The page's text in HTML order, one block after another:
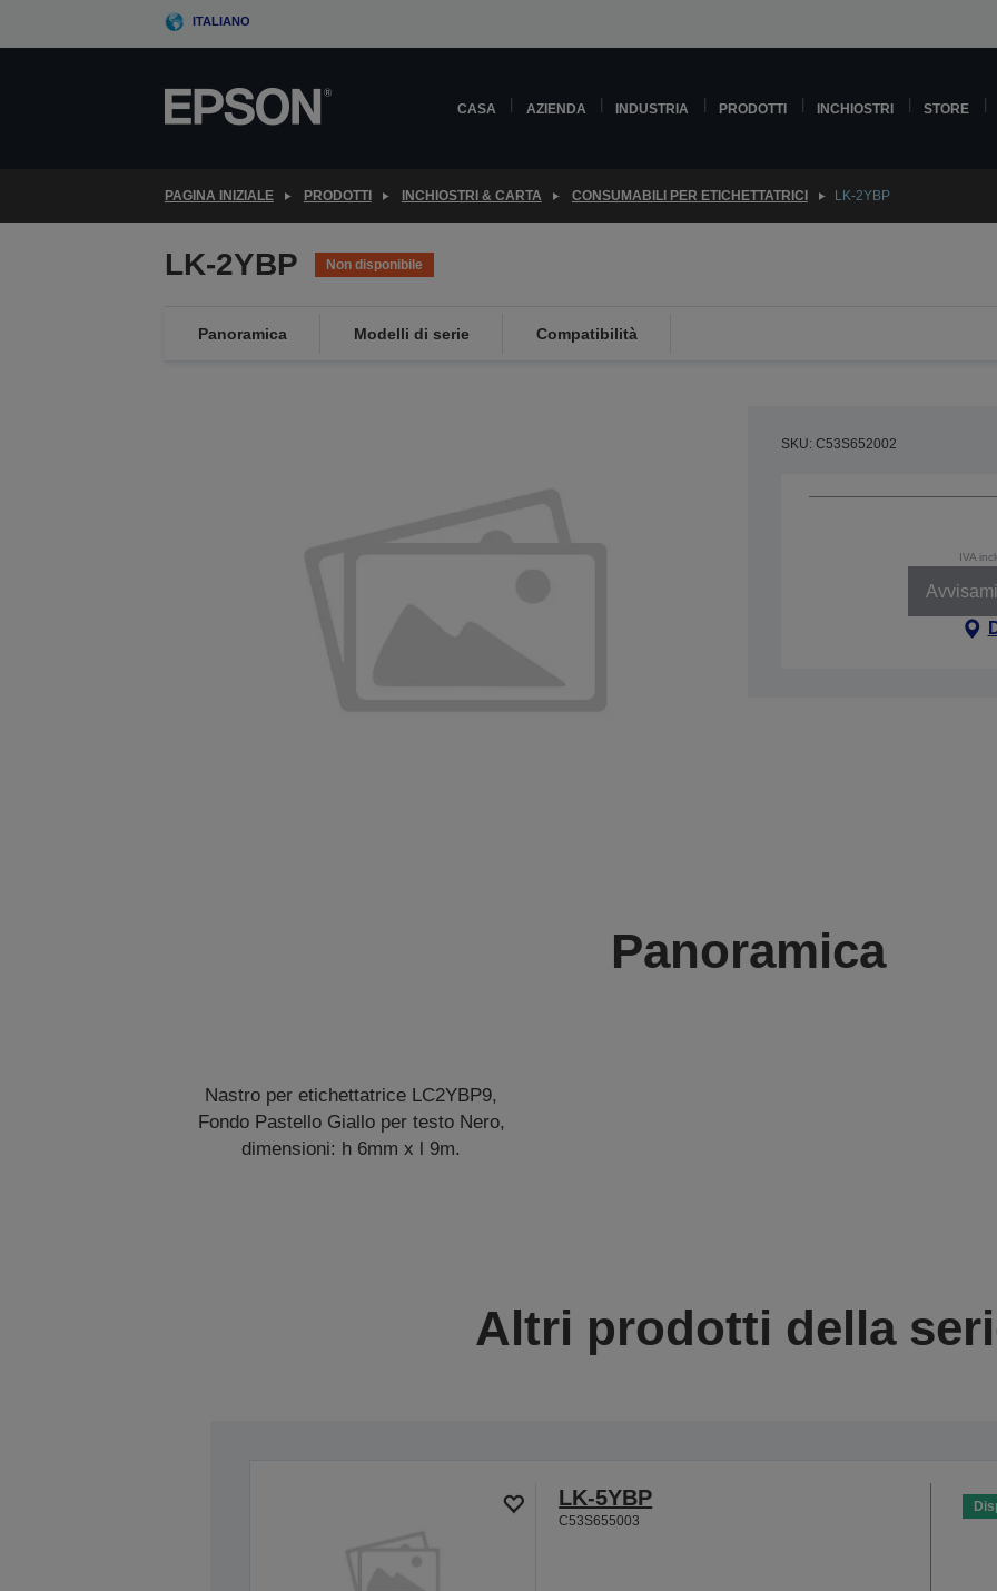
ITALIANO
CASA AZIENDA INDUSTRIA PRODOTTI INCHIOSTRI STORE
PAGINA INIZIALE PRODOTTI INCHIOSTRI & CARTA CONSUMABILI PER ETICHETTATRICI LK-2YBP
LK-2YBP Non disponibile
Panoramica Modelli di serie Compatibilità
SKU: C53S652002
IVA
Panoramica
Nastro per etichettatrice LC2YBP9,
Fondo Pastello Giallo per testo Nero,
dimensioni: h 6mm x l 9m.
Altri prodotti della
LK-5YBP
C53S655003